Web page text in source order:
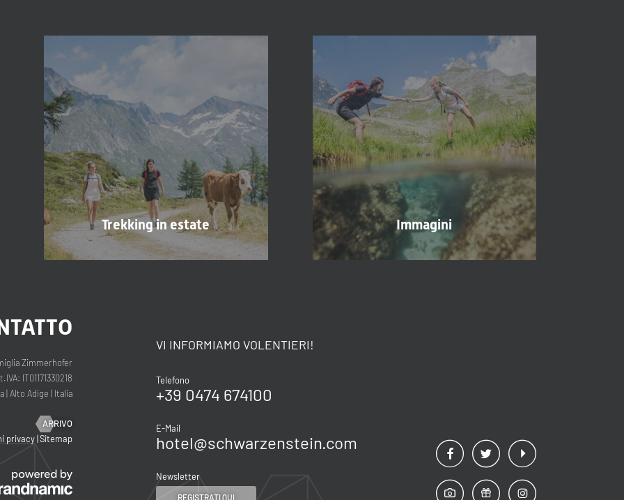
Trekking in estate Immagini
Zimmerhofer
IT01171330218
| Alto Adige | Italia
ARRIVO
privacy|Sitemap
VI INFORMIAMO VOLENTIERI!
Telefono
+39 0474 674100
E-Mail
hotel@schwarzenstein.com
Newsletter
REGISTRATI QUI
Famiglia
Cognome*
E-mail*
Consenso marketing*
*campi obbligatori